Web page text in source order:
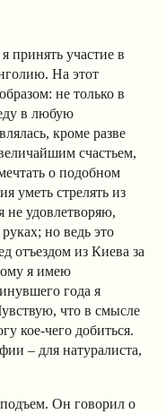
принять участие в
На этот
не только в
в любую
кроме разве
счастьем,
о подобном
уметь стрелять из
не удовлетворяю,
но ведь это
отъездом из Киева за
я имею
года я
что в смысле
кое-чего добиться.
– для натуралиста,
Он говорил о